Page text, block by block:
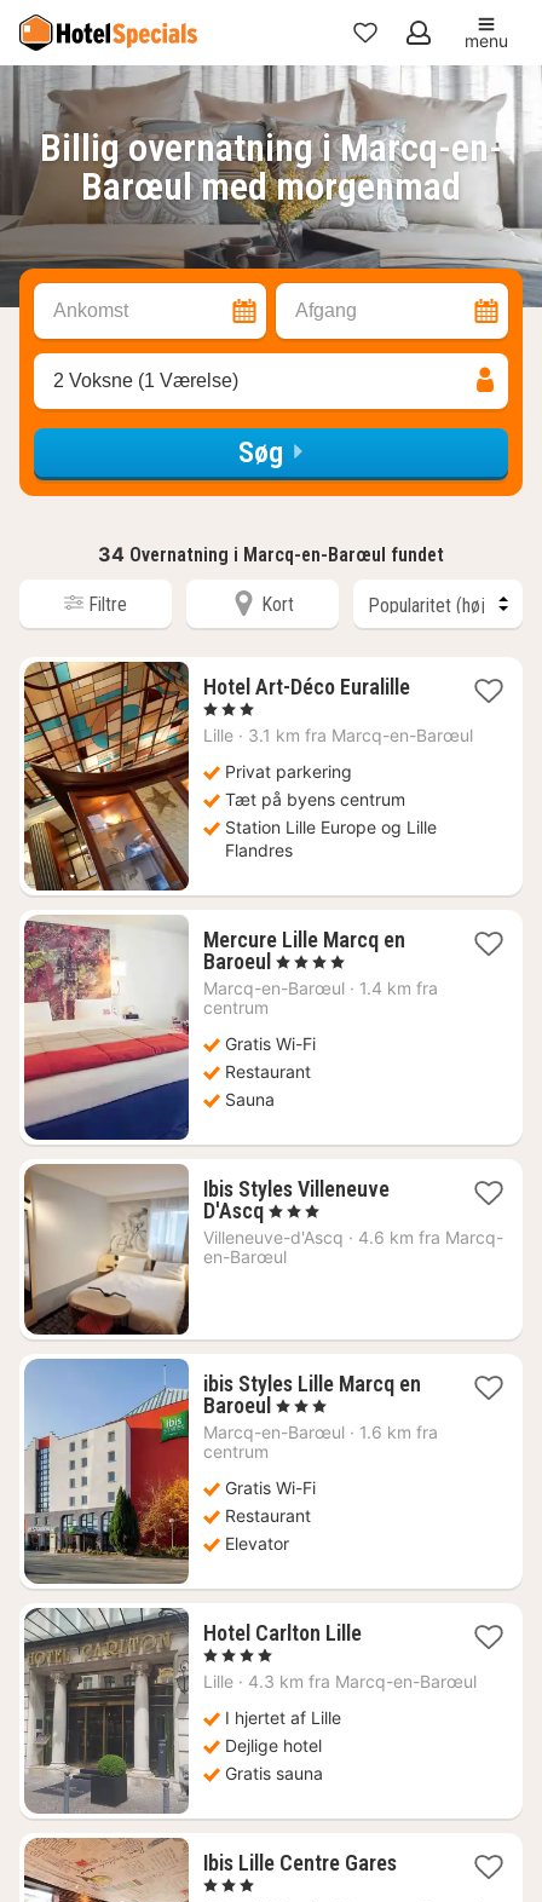
Mine
favoritter
menu
Billig overnatning i Marcq-en-
Barœul med morgenmad
Ankomst Afgang
2 Voksne (1 Værelse)
Søg
34 Overnatning i Marcq-en-Barœul fundet
Filtre Kort
Hotel Art-Déco Euralille1
fra
, 3 Stjerner
Lille · 3.1 km fra Marcq-en-Barœul
Privat parkering
Tæt på byens centrum
Station Lille Europe og Lille
Flandres
Mercure Lille Marcq en
Baroeul 1
nat
kr.
, 4 Stjerner
Marcq-en-Barœul · 1.4 km fra
centrum
Gratis Wi-Fi
Restaurant
Sauna
Ibis Styles Villeneuve
D'Ascq1
nat
fra
, 3 Stjerner
Villeneuve-d'Ascq · 4.6 km fra Marcq-
en-Barœul
ibis Styles Lille Marcq en
Baroeul 1
nat
kr.
, 3 Stjerner
Marcq-en-Barœul · 1.6 km fra
centrum
Gratis Wi-Fi
Restaurant
Elevator
Hotel Carlton Lille1
fra
1249
, 4 Stjerner
Lille · 4.3 km fra Marcq-en-Barœul
I hjertet af Lille
Dejlige hotel
Gratis sauna
Ibis Lille Centre Gares1
, 3 Stjerner